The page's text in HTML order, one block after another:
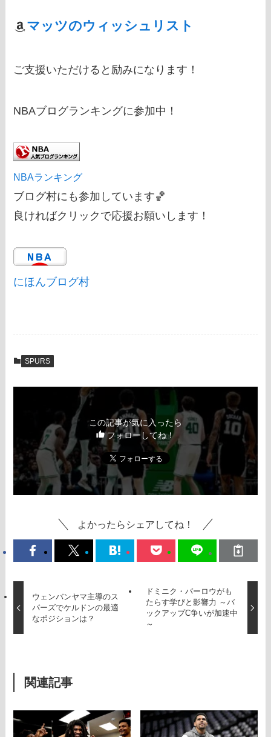
マッツのウィッシュリスト
ご支援いただけると励みになります！
NBAブログランキングに参加中！
NBAランキング
ブログ村にも参加しています🏀
良ければクリックで応援お願いします！
にほんブログ村
SPURS
この記事が気に入ったら
フォローしてね！
よかったらシェアしてね！
ウェンバンヤマ主導のス
パーズでケルドンの最適
なポジションは？
ドミニク・バーロウがも
たらす学びと影響力 ～バ
ックアップC争いが加速中
～
関連記事